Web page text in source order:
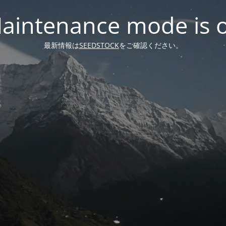
mode is
最新情報はSEEDSTOCKをご確認ください。